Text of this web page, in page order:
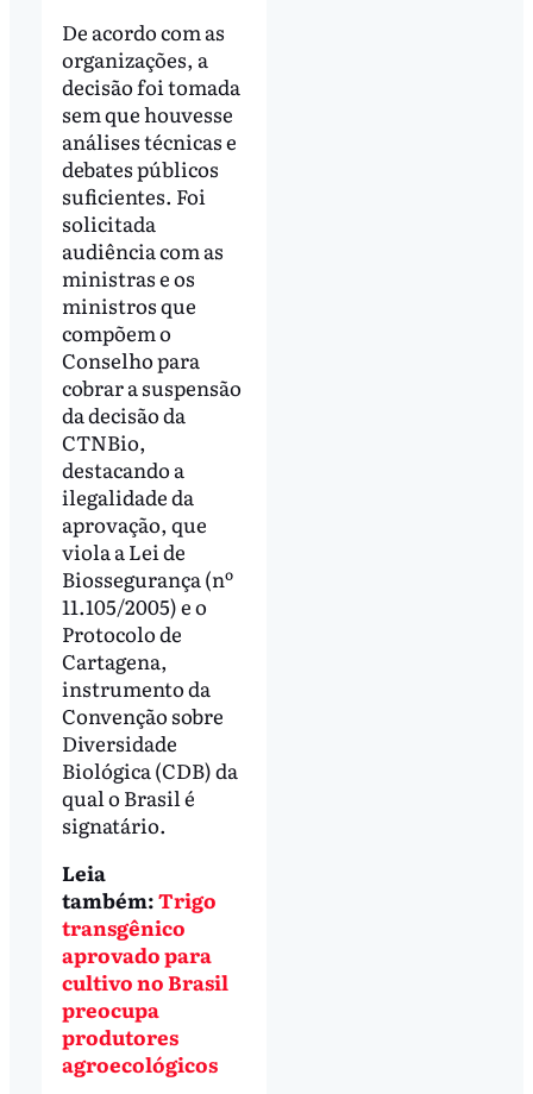
De acordo com as
organizações, a
decisão foi tomada
sem que houvesse
análises técnicas e
debates públicos
suficientes. Foi
solicitada
audiência com as
ministras e os
ministros que
compõem o
Conselho para
cobrar a suspensão
da decisão da
CTNBio,
destacando a
ilegalidade da
aprovação, que
viola a Lei de
Biossegurança (nº
11.105/2005) e o
Protocolo de
Cartagena,
instrumento da
Convenção sobre
Diversidade
Biológica (CDB) da
qual o Brasil é
signatário.
Leia
também:Trigo
transgênico
aprovado para
cultivo no Brasil
preocupa
produtores
agroecológicos